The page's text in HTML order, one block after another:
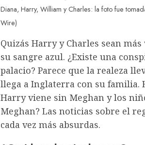
Diana, Harry, William y Charles: la foto fue
Wire)
Quizás Harry y Charles sean
su sangre azul. ¿Existe una
palacio? Parece que la realeza
llega a Inglaterra con su familia.
Harry viene sin Meghan y los
Meghan? Las noticias sobre el
cada vez más absurdas.